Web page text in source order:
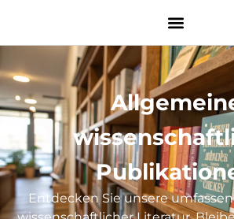
Entdecken Sie unsere